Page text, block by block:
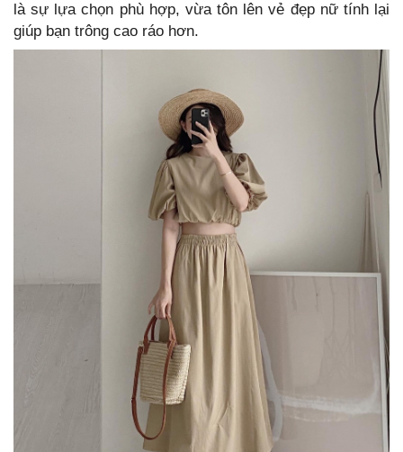
là sự lựa chọn phù hợp, vừa tôn lên vẻ đẹp nữ tính lại
giúp bạn trông cao ráo hơn.